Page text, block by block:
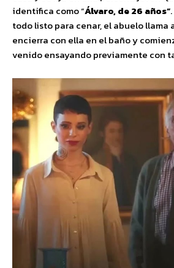
identifica como “Álvaro, de 26 años”
todo listo para cenar, el abuelo llama
encierra con ella en el baño y
venido ensayando previamente con